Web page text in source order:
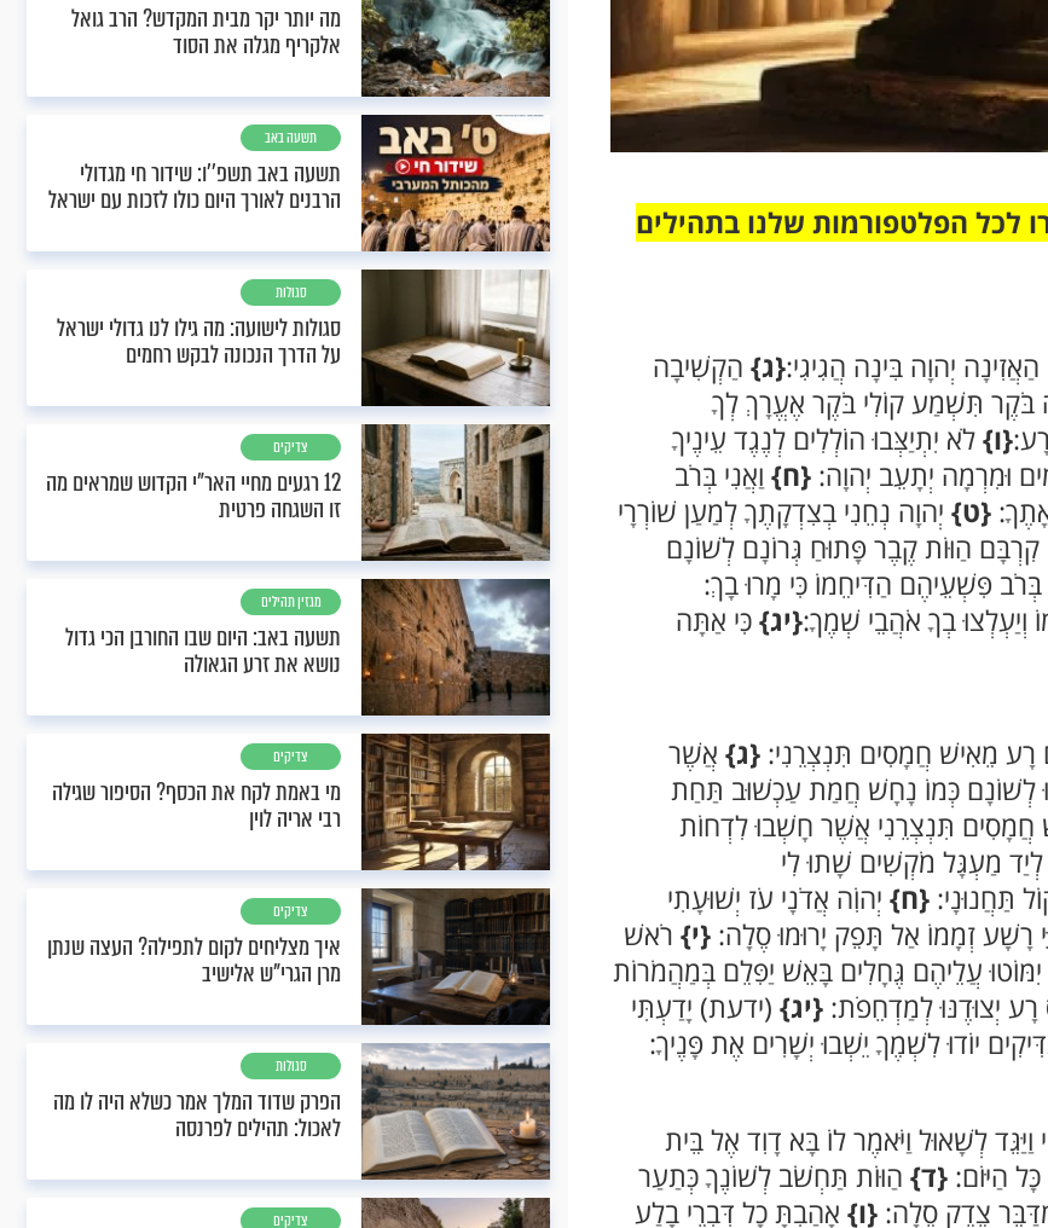
לכל הפלטפורמות שלנו בתהילים
יְהוָה בִּינָה הֲגִיגִי:{ג} הַקְשִׁיבָה
בֹּקֶר תִּשְׁמַע קוֹלִי בֹּקֶר אֶעֱרָךְ לְךָ
{ו}לֹא יִתְיַצְּבוּ הוֹלְלִים לְנֶגֶד עֵינֶיךָ
וּמִרְמָה יְתָעֵב יְהוָה: {ח} וַאֲנִי בְּרֹב
{ט} יְהוָה נְחֵנִי בְצִדְקָתֶךָ לְמַעַן שׁוֹרְרָי
קִרְבָּם הַוּוֹת קֶבֶר פָּתוּחַ גְּרוֹנָם לְשׁוֹנָם
פִּשְׁעֵיהֶם הַדִּיחֵמוֹ כִּי מָרוּ בָךְ:
וְיַעְלְצוּ בְךָ אֹהֲבֵי שְׁמֶךָ:{יג}כִּי אַתָּה
רָע מֵאִישׁ חֲמָסִים תִּנְצְרֵנִי: {ג} אֲשֶׁר
לְשׁוֹנָם כְּמוֹ נָחָשׁ חֲמַת עַכְשׁוּב תַּחַת
חֲמָסִים תִּנְצְרֵנִי אֲשֶׁר חָשְׁבוּ לִדְחוֹת
מַעְגָּל מֹקְשִׁים שָׁתוּ לִי
תַּחֲנוּנָי: {ח} יְהוִֹה אֲדֹנָי עֹז יְשׁוּעָתִי
רָשָׁע זְמָמוֹ אַל תָּפֵק יָרוּמוּ סֶלָה: {י} רֹאשׁ
יִמּוֹטוּ עֲלֵיהֶם גֶּחָלִים בָּאֵשׁ יַפִּלֵם בְּמַהֲמֹרוֹת
רָע יְצוּדֶנּוּ לְמַדְחֵפֹת: {יג} (ידעת) יָדַעְתִּי
יוֹדוּ לִשְׁמֶךָ יֵשְׁבוּ יְשָׁרִים אֶת פָּנֶיךָ:
לְשָׁאוּל וַיֹּאמֶר לוֹ בָּא דָוִד אֶל בֵּית
הַיּוֹם: {ד} הַוּוֹת תַּחְשֹׁב לְשׁוֹנֶךָ כְּתַעַר
צֶדֶק סֶלָה: {ו} אָהַבְתָּ כָל דִּבְרֵי בָלַע
מה יותר יקר מבית המקדש? הרב גואל
אלקריף מגלה את הסוד
תשעה באב
תשעה באב תשפ''ו: שידור חי מגדולי
הרבנים לאורך היום כולו לזכות עם ישראל
סגולות
סגולות לישועה: מה גילו לנו גדולי ישראל
על הדרך הנכונה לבקש רחמים
צדיקים
12 רגעים מחיי האר"י הקדוש שמראים מה
זו השגחה פרטית
מגזין תהילים
תשעה באב: היום שבו החורבן הכי גדול
נושא את זרע הגאולה
צדיקים
מי באמת לקח את הכסף? הסיפור שגילה
רבי אריה לוין
צדיקים
איך מצליחים לקום לתפילה? העצה שנתן
מרן הגרי"ש אלישיב
סגולות
הפרק שדוד המלך אמר כשלא היה לו מה
לאכול: תהילים לפרנסה
צדיקים